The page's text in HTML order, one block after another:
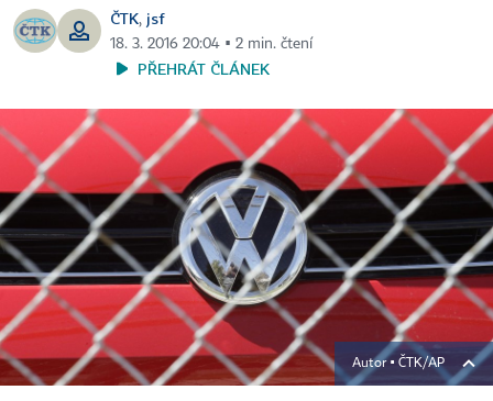
ČTK, jsf
18. 3. 2016 20:04 ▪ 2 min. čtení
PŘEHRÁT ČLÁNEK
Autor ▪ ČTK/AP